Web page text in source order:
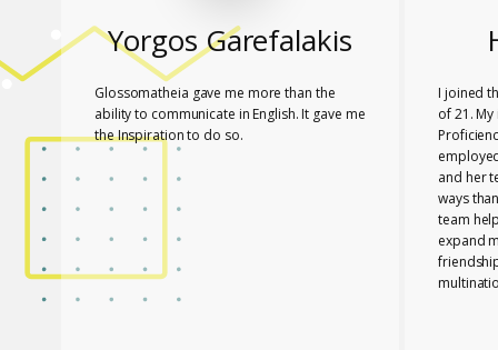
Yorgos Garefalakis
Glossomatheia gave me more than the
ability to communicate in English. It gave me
the Inspiration to do so.
I joined
of 21.
and her
ways
team
expand